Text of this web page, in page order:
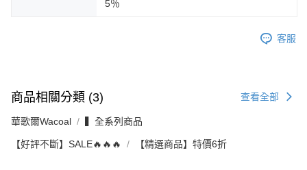
5％
客服
商品相關分類 (3) 查看全部
華歌爾Wacoal ▍全系列商品
【好評不斷】SALE🔥🔥🔥 【精選商品】特價6折